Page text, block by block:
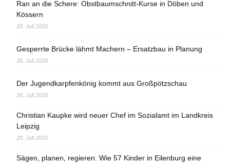
Ran an die Schere: Obstbaumschnitt-Kurse in Döben und
Kössern
28. Juli 2026
Gesperrte Brücke lähmt Machern – Ersatzbau in Planung
28. Juli 2026
Der Jugendkarpfenkönig kommt aus Großpötzschau
28. Juli 2026
Christian Kaupke wird neuer Chef im Sozialamt im Landkreis
Leipzig
28. Juli 2026
Sägen, planen, regieren: Wie 57 Kinder in Eilenburg eine